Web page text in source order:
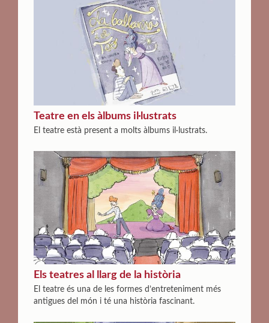
Teatre en els àlbums il·lustrats
El teatre està present a molts àlbums il·lustrats.
Els teatres al llarg de la història
El teatre és una de les formes d’entreteniment més
antigues del món i té una història fascinant.